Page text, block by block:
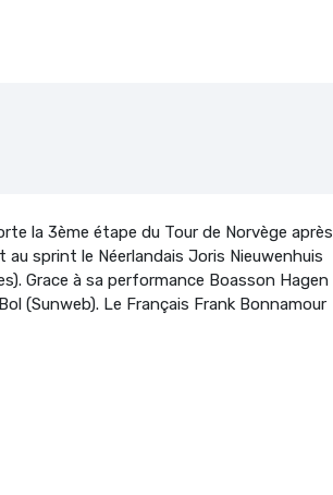
la 3ème étape du Tour de Norvège après
sprint le Néerlandais Joris Nieuwenhuis
Grace à sa performance Boasson Hagen
(Sunweb). Le Français Frank Bonnamour